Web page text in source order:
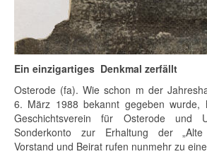
Ein einzigartiges Denkmal zerfällt
Osterode (fa). Wie schon m der
6. März 1988 bekannt gegeben wurde,
Geschichtsverein für Osterode und
Sonderkonto zur Erhaltung der
Vorstand und Beirat rufen nunmehr zu